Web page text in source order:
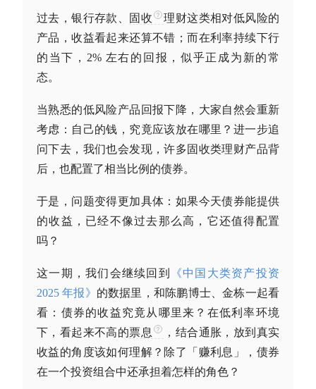
过去，银行存款、 固收
理财这类相对低风险的
产品，收益看起来还算不错；而在利率持续下行
的当下，2% 左右的回报，似乎正成为新的常
态。
当熟悉的低风险产品回报下降，大家自然会重新
考虑：自己的钱，究竟应该放在哪里？进一步追
问下去，我们也会发现，许多固收类理财产品背
后，也配置了相当比例的债券。
于是，问题变得更加具体： 如果今天债券能提供
的收益，已经不像过去那么高，它还值得配置
吗？
这一期，我们会继续回到
《中国大类资产投资
2025 年报》 的数据里，和陈鹏博士、金栋一起看
看：债券的收益究竟从哪里来？在低利率环境
下，看起来不高的票息
，结合通胀，放到真实
收益的角度该如何理解？除了「赚利息」，债券
在一个投资组合中还承担着怎样的角色？